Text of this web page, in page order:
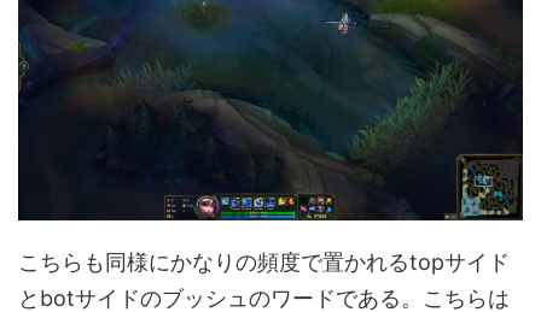
こちらも同様にかなりの頻度で置かれるtopサイド
とbotサイドのブッシュのワードである。こちらは